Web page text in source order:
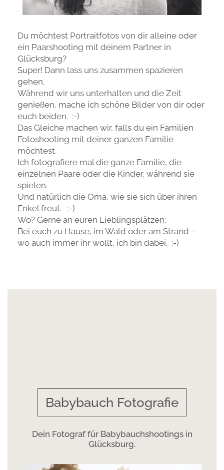
Du möchtest Portraitfotos von dir alleine oder
ein Paarshooting mit deinem Partner in
Glücksburg?
Super! Dann lass uns zusammen spazieren
gehen.
Während wir uns unterhalten und die Zeit
genießen, mache ich schöne Bilder von dir oder
euch beiden. :-)
Das Gleiche machen wir, falls du ein Familien
Fotoshooting mit deiner ganzen Familie
möchtest.
Ich fotografiere mal die ganze Familie, die
einzelnen Paare oder die Kinder, während sie
spielen.
Und natürlich die Oma, wie sie sich über ihren
Enkel freut. :-)
Wo? Gerne an euren Lieblingsplätzen:
Bei euch zu Hause, im Wald oder am Strand –
wo auch immer ihr wollt, ich bin dabei. :-)
Babybauch Fotografie
Dein Fotograf für Babybauchshootings in
Glücksburg.